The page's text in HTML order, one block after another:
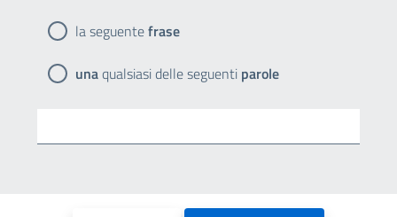
la seguentefrase
unaqualsiasi delle seguenti parole